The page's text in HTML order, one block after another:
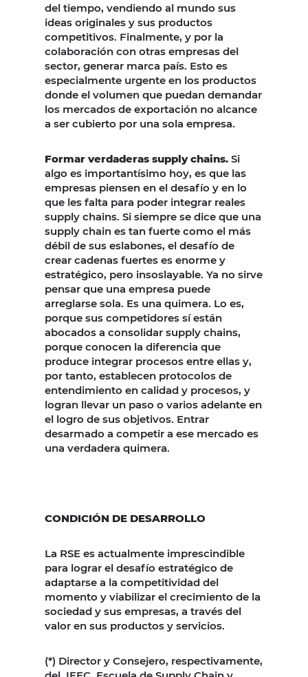
del tiempo, vendiendo al mundo sus
ideas originales y sus productos
competitivos. Finalmente, y por la
colaboración con otras empresas del
sector, generar marca país. Esto es
especialmente urgente en los productos
donde el volumen que puedan demandar
los mercados de exportación no alcance
a ser cubierto por una sola empresa.
Formar verdaderas supply chains. Si
algo es importantísimo hoy, es que las
empresas piensen en el desafío y en lo
que les falta para poder integrar reales
supply chains. Si siempre se dice que una
supply chain es tan fuerte como el más
débil de sus eslabones, el desafío de
crear cadenas fuertes es enorme y
estratégico, pero insoslayable. Ya no sirve
pensar que una empresa puede
arreglarse sola. Es una quimera. Lo es,
porque sus competidores sí están
abocados a consolidar supply chains,
porque conocen la diferencia que
produce integrar procesos entre ellas y,
por tanto, establecen protocolos de
entendimiento en calidad y procesos, y
logran llevar un paso o varios adelante en
el logro de sus objetivos. Entrar
desarmado a competir a ese mercado es
una verdadera quimera.
CONDICIÓN DE DESARROLLO
La RSE es actualmente imprescindible
para lograr el desafío estratégico de
adaptarse a la competitividad del
momento y viabilizar el crecimiento de la
sociedad y sus empresas, a través del
valor en sus productos y servicios.
(*) Director y Consejero, respectivamente,